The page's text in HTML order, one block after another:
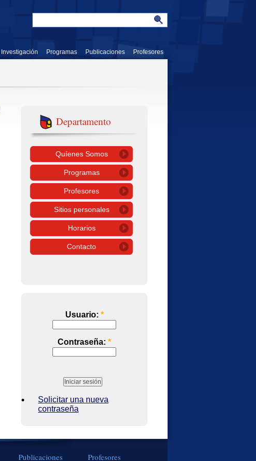
Investigación Programas Publicaciones Profesores
Departamento
Quíenes Somos
Programas
Profesores
Sitios personales
Horarios
Contacto
Usuario: *
Contraseña: *
Solicitar una nueva
contraseña
Publicaciones Profesores